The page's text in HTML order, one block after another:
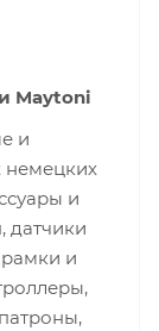
Maytoni
и
немецких
и
датчики
и